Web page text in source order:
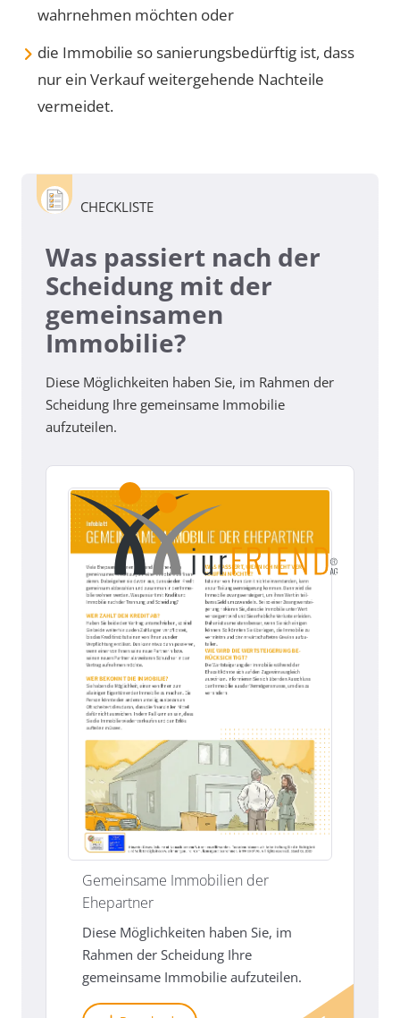
wahrnehmen möchten oder
die Immobilie so sanierungsbedürftig ist, dass
nur ein Verkauf weitergehende Nachteile
vermeidet.
CHECKLISTE
Was passiert nach der
Scheidung mit der
gemeinsamen
Immobilie?
Diese Möglichkeiten haben Sie, im Rahmen der
Scheidung Ihre gemeinsame Immobilie
aufzuteilen.
Gemeinsame Immobilien der
Ehepartner
Diese Möglichkeiten haben Sie, im
Rahmen der Scheidung Ihre
gemeinsame Immobilie aufzuteilen.